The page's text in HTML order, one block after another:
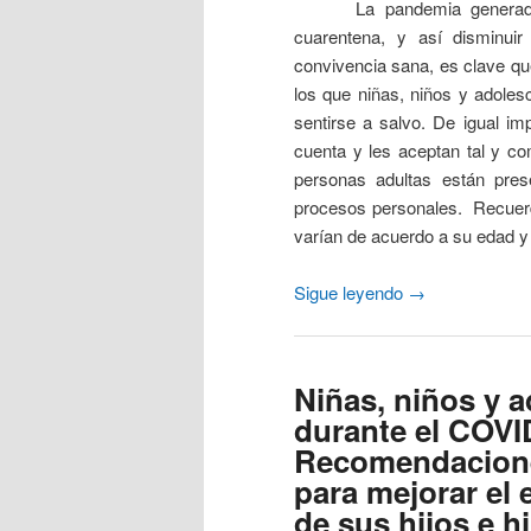
La pandemia generada
cuarentena, y así
convivencia sana, es clave
los que niñas, niños y
sentirse a salvo. De igual
cuenta y les aceptan tal y
personas adultas están
procesos personales.
varían de acuerdo a su edad
Sigue leyendo →
Niñas, niños y
durante el
para mejorar el
de sus hijos e